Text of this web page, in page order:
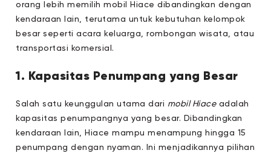
orang lebih memilih mobil Hiace dibandingkan dengan
kendaraan lain, terutama untuk kebutuhan kelompok
besar seperti acara keluarga, rombongan wisata, atau
transportasi komersial.
1. Kapasitas Penumpang yang Besar
Salah satu keunggulan utama dari mobil Hiaceadalah
kapasitas penumpangnya yang besar. Dibandingkan
kendaraan lain, Hiace mampu menampung hingga 15
penumpang dengan nyaman. Ini menjadikannya pilihan